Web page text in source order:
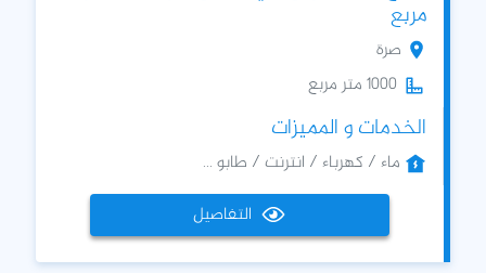
مربع
صرة
1000 متر مربع
الخدمات و المميزات
ماء / كهرباء / انترنت / طابو ...
التفاصيل